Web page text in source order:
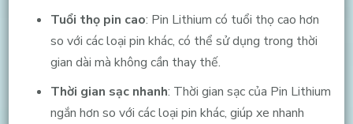
Tuổi thọ pin cao: Pin Lithium có tuổi thọ cao hơn
so với các loại pin khác, có thể sử dụng trong thời
gian dài mà không cần thay thế.
Thời gian sạc nhanh: Thời gian sạc của Pin Lithium
ngắn hơn so với các loại pin khác, giúp xe nhanh